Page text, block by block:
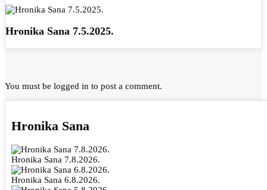
Hronika Sana 7.5.2025.
You must be logged in to post a comment.
Hronika Sana
Hronika Sana 7.8.2026.
Hronika Sana 6.8.2026.